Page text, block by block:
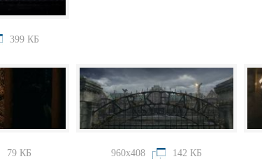
399 КБ
79 КБ 960x408 142 КБ